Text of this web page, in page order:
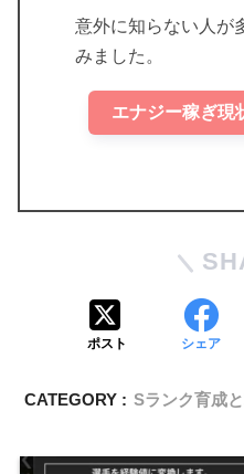
意外に知らない人が
みました。
エナジー稼ぎ現
ポスト シェア
CATEGORY : Sランク育成